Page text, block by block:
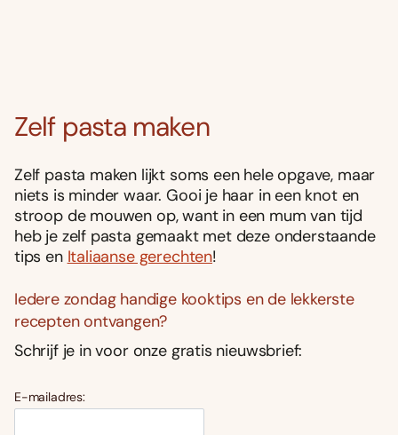
Zelf pasta maken
Zelf pasta maken lijkt soms een hele opgave, maar
niets is minder waar. Gooi je haar in een knot en
stroop de mouwen op, want in een mum van tijd
heb je zelf pasta gemaakt met deze onderstaande
tips en Italiaanse gerechten!
Iedere zondag handige kooktips en de lekkerste
recepten ontvangen?
Schrijf je in voor onze gratis nieuwsbrief:
E-mailadres: